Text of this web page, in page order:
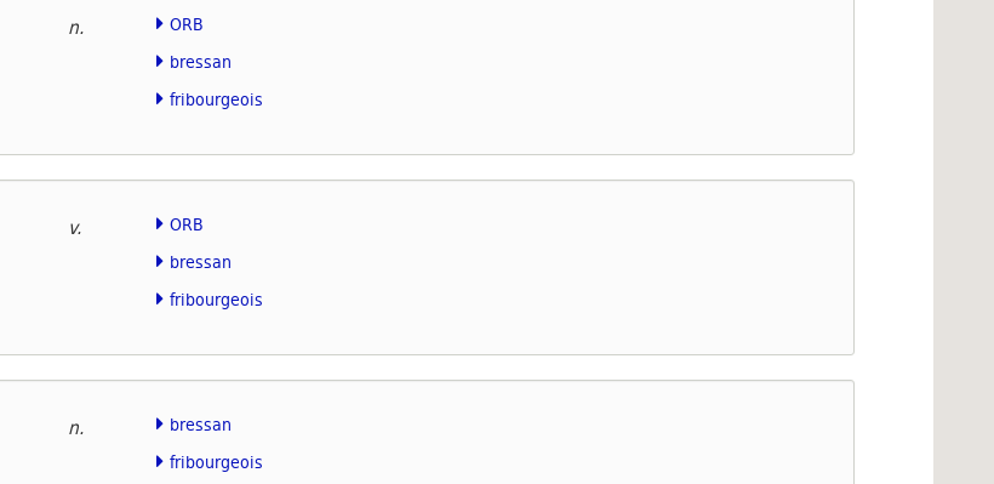
n.
ORB
bressan
fribourgeois
v.
ORB
bressan
fribourgeois
n.
bressan
fribourgeois